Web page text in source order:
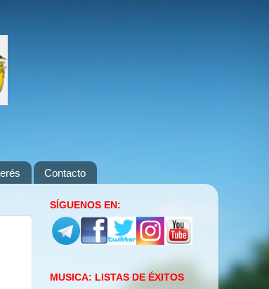
Contacto
SÍGUENOS EN:
MUSICA: LISTAS DE ÉXITOS